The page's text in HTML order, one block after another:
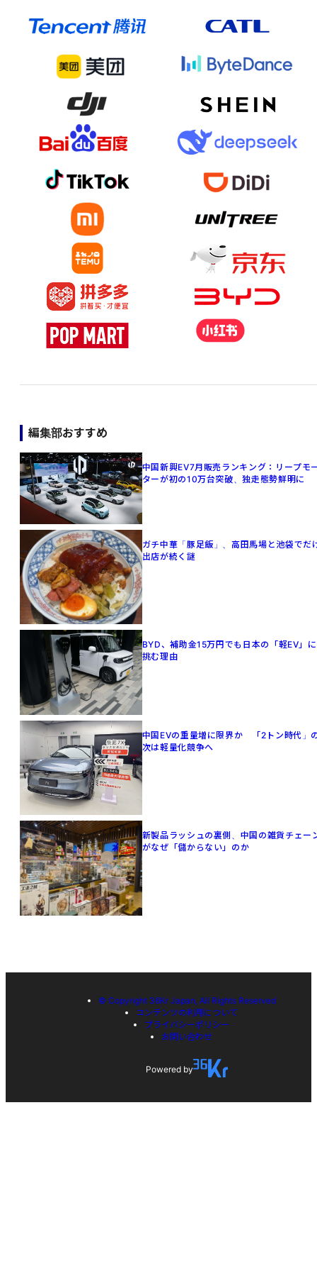
編集部おすすめ
中国新興EV7月販売ランキング：リープモ
ターが初の10万台突破、独走態勢鮮明に
ガチ中華「豚足飯」、高田馬場と池袋でだ
出店が続く謎
BYD、補助金15万円でも日本の「軽EV」に
挑む理由
中国EVの重量増に限界か 「2トン時代」
次は軽量化競争へ
新製品ラッシュの裏側、中国の雑貨チェー
がなぜ「儲からない」のか
© Copyright 36Kr Japan, All Rights Reserved
コンテンツの利用について
プライバシーポリシー
お問い合わせ
Powered by